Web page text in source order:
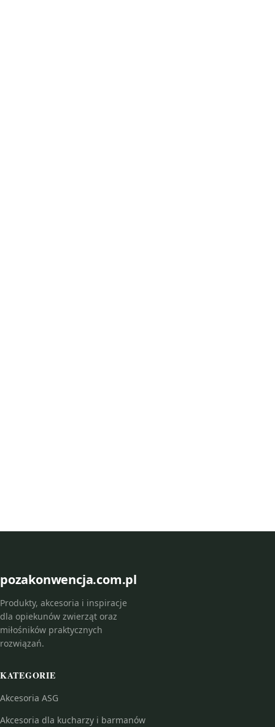
pozakonwencja.com.pl
Produkty, akcesoria i inspiracje
dla opiekunów zwierząt oraz
miłośników praktycznych
rozwiązań.
KATEGORIE
Akcesoria ASG
Akcesoria dla kucharzy i barmanów